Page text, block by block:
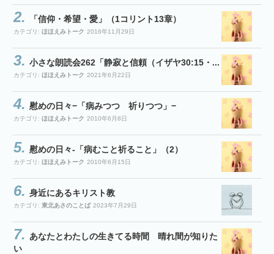
「信仰・希望・愛」（1コリント13章）
カテゴリ: ほほえみトーク 2016年11月29日
小さな朗読会262「静寂と信頼（イザヤ30:15・...
カテゴリ: ほほえみトーク 2021年6月22日
慰めの日々−「病みつつ 祈りつつ」−
カテゴリ: ほほえみトーク 2010年6月8日
慰めの日々-「病むこと祈ること」（2）
カテゴリ: ほほえみトーク 2010年6月15日
身近にあるキリスト教
カテゴリ: 東北あさのことば 2023年7月29日
あなたとわたしの生きてる時間 晴れ間が知りた
い